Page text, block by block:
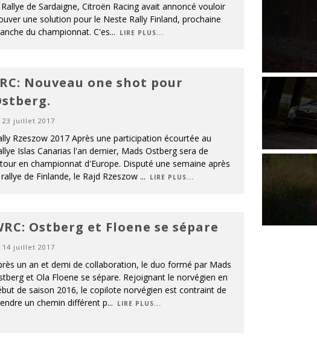
de Sardaigne, Citroën Racing avait annoncé vouloir
une solution pour le Neste Rally Finland, prochaine
du championnat. C'es... LIRE PLUS...
Nouveau one shot pour
23 juillet 2017
Rzeszow 2017 Après une participation écourtée au
Islas Canarias l'an dernier, Mads Ostberg sera de
en championnat d'Europe. Disputé une semaine après
de Finlande, le Rajd Rzeszow ... LIRE PLUS...
Ostberg et Floene se sépare
14 juillet 2017
un an et demi de collaboration, le duo formé par Mads
et Ola Floene se sépare. Rejoignant le norvégien en
de saison 2016, le copilote norvégien est contraint de
un chemin différent p... LIRE PLUS...